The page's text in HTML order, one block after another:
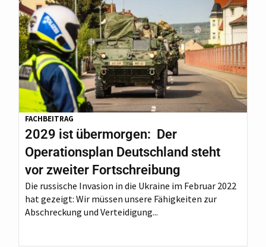
FACHBEITRAG
2029 ist übermorgen: Der
Operationsplan Deutschland steht
vor zweiter Fortschreibung
Die russische Invasion in die Ukraine im Februar 2022
hat gezeigt: Wir müssen unsere Fähigkeiten zur
Abschreckung und Verteidigung...